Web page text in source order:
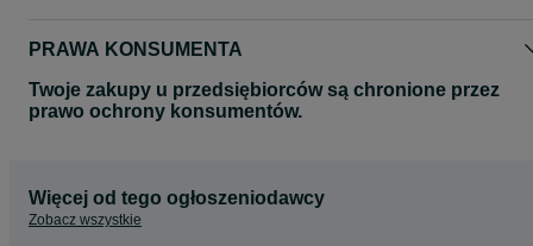
PRAWA KONSUMENTA
Twoje zakupy u przedsiębiorców są chronione przez
prawo ochrony konsumentów.
Więcej od tego ogłoszeniodawcy
Zobacz wszystkie